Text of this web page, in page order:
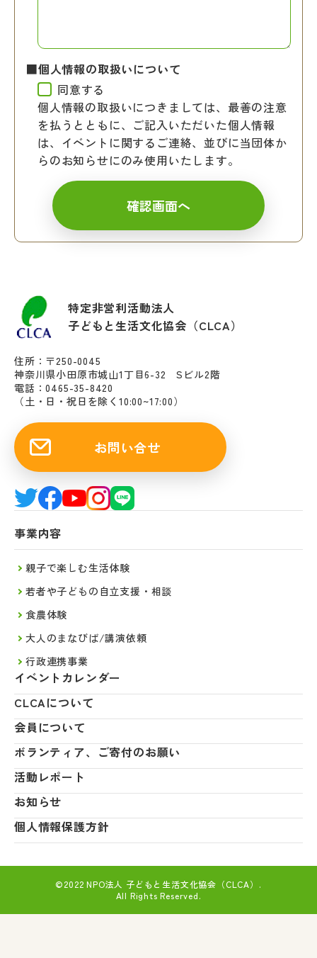
■個人情報の取扱いについて
同意する
個人情報の取扱いにつきましては、最善の注意
を払うとともに、ご記入いただいた個人情報
は、イベントに関するご連絡、並びに当団体か
らのお知らせにのみ使用いたします。
特定非営利活動法人
子どもと生活文化協会（CLCA）
住所：〒250-0045
神奈川県小田原市城山1丁目6-32 Sビル2階
電話：0465-35-8420
（土・日・祝日を除く10:00~17:00）
お問い合せ
事業内容
親子で楽しむ生活体験
若者や子どもの自立支援・相談
食農体験
大人のまなびば/講演依頼
行政連携事業
イベントカレンダー
CLCAについて
会員について
ボランティア、ご寄付のお願い
活動レポート
お知らせ
個人情報保護方針
©2022 NPO法人 子どもと生活文化協会（CLCA）.
All Rights Reserved.